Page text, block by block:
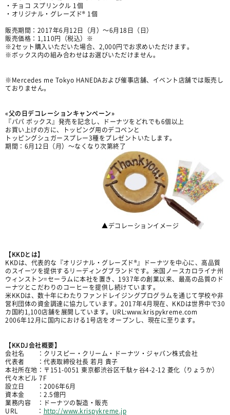
・チョコ スプリンクル 1個
・オリジナル・グレーズド® 1個
販売期間：2017年6月12日（月）〜6月18日（日）
販売価格：1,110円（税込）※
※2セット購入いただいた場合、2,000円でお求めいただけます。
※ボックス内の組み合わせはお選びいただけません。
※Mercedes me Tokyo HANEDAおよび催事店舗、イベント店舗では販売し
ておりません。
«父の日デコレーションキャンペーン»
『パパ ボックス』発売を記念し、ドーナツをどれでも6個以上
お買い上げの方に、トッピング用のデコペンと
トッピングシュガースプレー3種をプレゼントいたします。
期間：6月12日（月）〜なくなり次第終了
▲デコレーションイメージ
【KKDとは】
KKDは、代表的な『オリジナル・グレーズド®』ドーナツを中心に、高品質
のスイーツを提供するリーディングブランドです。米国ノースカロライナ州
ウィンストン=セーラムに本社を置き、1937年の創業以来、最高の品質のド
ーナツとこだわりのコーヒーを提供し続けています。
米KKDは、数十年にわたりファンドレイジングプログラムを通じて学校や非
営利団体の資金調達に協力しています。2017年4月現在、KKDは世界中で30
カ国約1,100店舗を展開しています。URL:www.krispykreme.com
2006年12月に国内における1号店をオープンし、現在に至ります。
【KKDJ会社概要】
会社名 ：クリスピー・クリーム・ドーナツ・ジャパン株式会社
代表者 ：代表取締役社長 若月 貴子
本社所在地：〒151-0051 東京都渋谷区千駄ヶ谷4-2-12 菱化（りょうか）
代々木ビル 7F
設立日 ：2006年6月
資本金 ：2.5億円
業務内容 ：ドーナツの製造・販売
URL ：
http://www.krispykreme.jp